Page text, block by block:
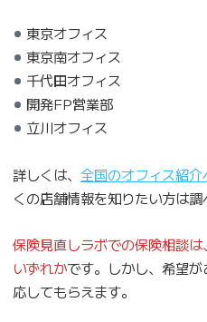
東京オフィス
東京南オフィス
千代田オフィス
開発FP営業部
立川オフィス
詳しくは、 全国のオフィス紹介
くの店舗情報を知りたい方は調
保険見直しラボでの保険相談
いずれかです。しかし、希望
応してもらえます。